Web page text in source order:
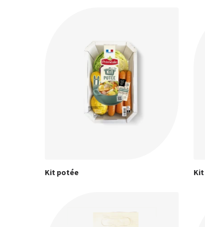
Kit potée Kit